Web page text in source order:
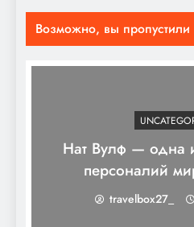
Возможно, вы пропустили
Нат Вулф — одна
персоналий
travelbox27_